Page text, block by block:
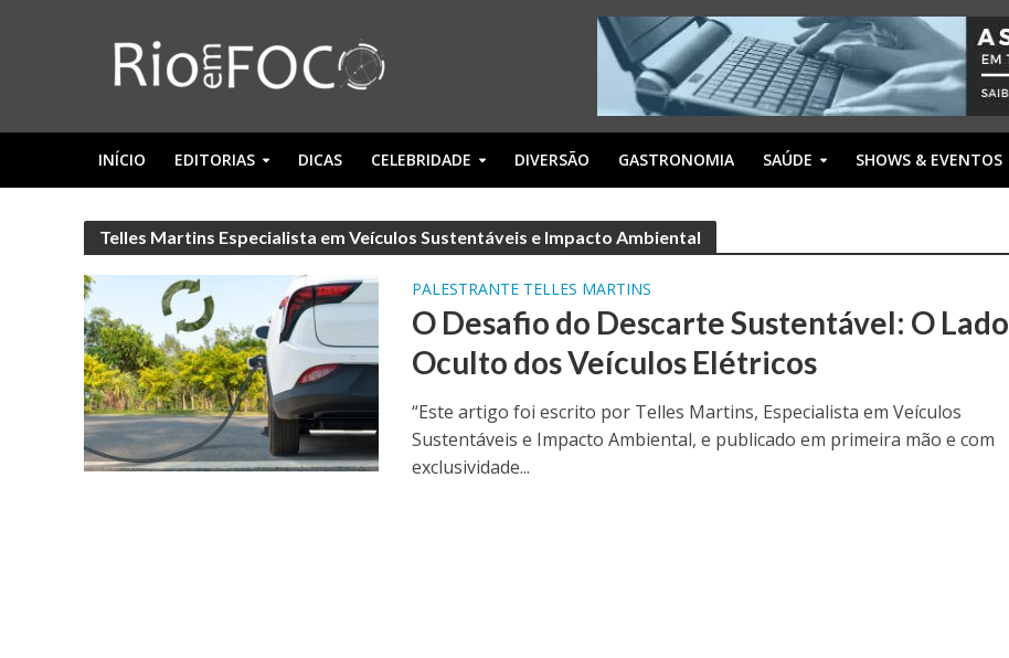
INÍCIO EDITORIAS DICAS CELEBRIDADE DIVERSÃO GASTRONOMIA SAÚDE SHOWS & EVENTOS
Telles Martins Especialista em Veículos Sustentáveis e Impacto Ambiental
PALESTRANTE TELLES MARTINS
O Desafio do Descarte Sustentável: O Lado
Oculto dos Veículos Elétricos
“Este artigo foi escrito por Telles Martins, Especialista em Veículos
Sustentáveis e Impacto Ambiental, e publicado em primeira mão e com
exclusividade...